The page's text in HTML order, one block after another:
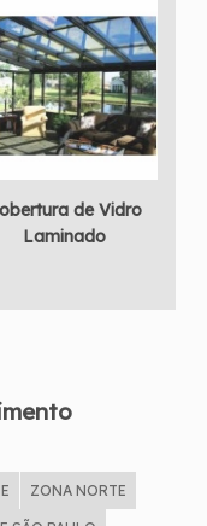
de Vidro
Laminado
ZONA NORTE